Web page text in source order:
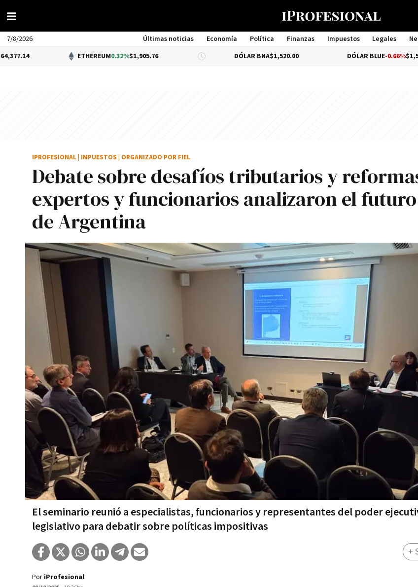
7/8/2026 Últimas noticias Economía Política Finanzas Impuestos Legales
Management
ETHEREUM0.32%$1,905.76 DÓLAR BNA $1,520.00 -0.66%$1,530.00
Debate sobre desafíos tributarios y
expertos y funcionarios analizaron el
de Argentina
El seminario reunió a especialistas, funcionarios y representantes del poder
legislativo para debatir sobre políticas impositivas
IPROFESIONAL IMPUESTOS ORGANIZADO POR FIEL
Por iProfesional
+